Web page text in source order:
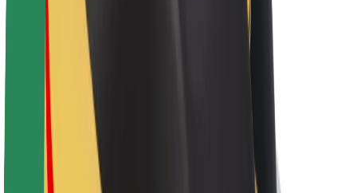
Missiya
İnvestorlarla əlaqələr
Rəhbərlik
Brend
Media
Urban Fondu
Təhlükəsizlik